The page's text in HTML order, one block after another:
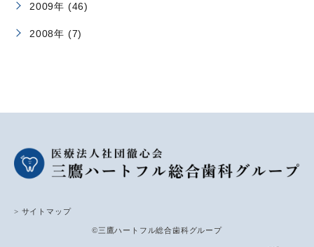
2009年 (46)
2008年 (7)
> サイトマップ
©三鷹ハートフル総合歯科グループ